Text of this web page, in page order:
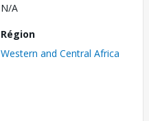
N/A
Région
Western and Central Africa